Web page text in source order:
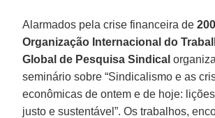
Alarmados pela crise financeira de
Organização Internacional do
Global de Pesquisa Sindical
seminário sobre “Sindicalismo e as
econômicas de ontem e de hoje:
justo e sustentável”. Os trabalhos,